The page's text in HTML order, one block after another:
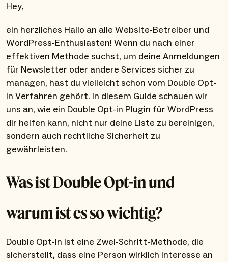
Hey,
ein herzliches Hallo an alle Website-Betreiber und
WordPress-Enthusiasten! Wenn du nach einer
effektiven Methode suchst, um deine Anmeldungen
für Newsletter oder andere Services sicher zu
managen, hast du vielleicht schon vom Double Opt-
in Verfahren gehört. In diesem Guide schauen wir
uns an, wie ein Double Opt-in Plugin für WordPress
dir helfen kann, nicht nur deine Liste zu bereinigen,
sondern auch rechtliche Sicherheit zu
gewährleisten.
Was ist Double Opt-in und
warum ist es so wichtig?
Double Opt-in ist eine Zwei-Schritt-Methode, die
sicherstellt, dass eine Person wirklich Interesse an